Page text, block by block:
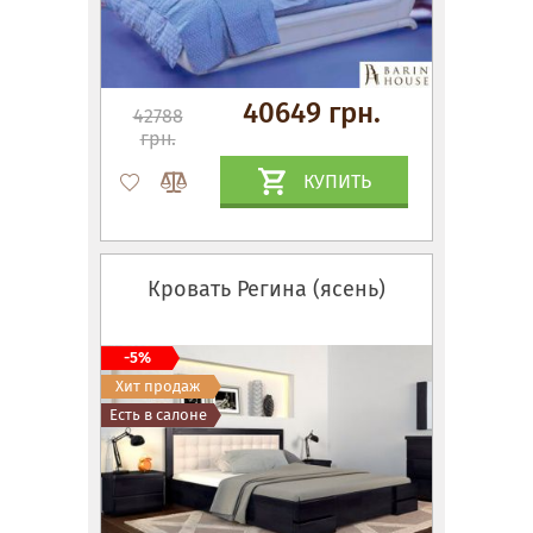
42788
грн.
40649 грн.
КУПИТЬ
Кровать Регина (ясень)
-5%
Хит продаж
Есть в салоне